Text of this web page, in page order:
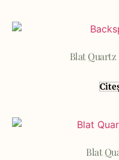
Blat
Blat